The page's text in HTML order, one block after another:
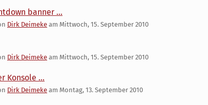
banner ...
Dirk Deimeke am Mittwoch, 15. September 2010
Dirk Deimeke am Mittwoch, 15. September 2010
Konsole ...
Dirk Deimeke am Montag, 13. September 2010